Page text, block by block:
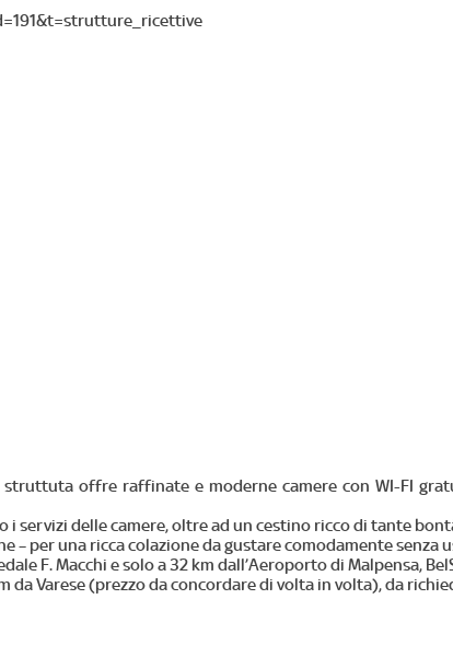
offre raffinate e moderne camere con WI-FI
servizi delle camere, oltre ad un cestino ricco di tante
per una ricca colazione da gustare comodamente senza
F. Macchi e solo a 32 km dall’Aeroporto di Malpensa,
Varese (prezzo da concordare di volta in volta), da